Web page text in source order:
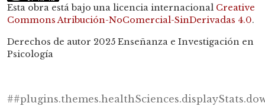
Esta obra está bajo una licencia internacional Creative
Commons Atribución-NoComercial-SinDerivadas 4.0.
Derechos de autor 2025 Enseñanza e Investigación en
Psicología